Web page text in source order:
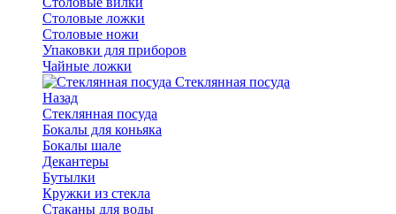
Столовые ложки
Столовые ножи
Упаковки для приборов
Чайные ложки
Стеклянная посуда
Назад
Стеклянная посуда
Бокалы для коньяка
Бокалы шале
Декантеры
Бутылки
Кружки из стекла
Стаканы для воды